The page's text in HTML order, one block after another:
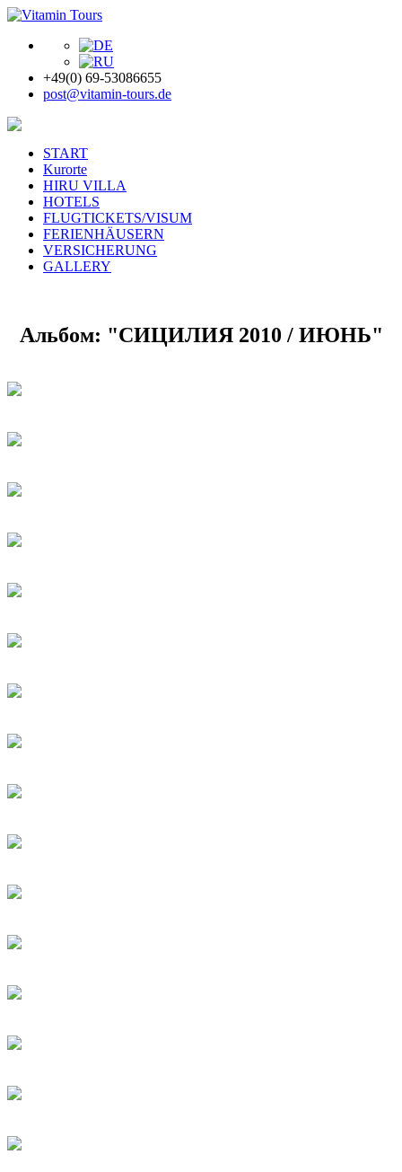
+49(0) 69-53086655
post@vitamin-tours.de
START
Kurorte
HIRU VILLA
HOTELS
FLUGTICKETS/VISUM
FERIENHÄUSERN
VERSICHERUNG
GALLERY
Альбом: "СИЦИЛИЯ 2010 / ИЮНЬ"